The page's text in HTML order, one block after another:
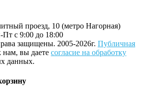
проезд, 10 (метро Нагорная)
с 9:00 до 18:00
защищены. 2005-2026г. Публичная
нам, вы даете согласие на обработку
данных.